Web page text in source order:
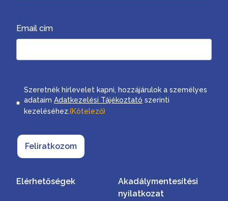
Email cím
Consent
Szeretnék hírlevelet kapni, hozzájárulok a személyes
adataimAdatkezelési Tájékoztató szerinti
kezeléséhez.(Kötelező)
Feliratkozom
Elérhetőségek
Akadálymentesítési
nyilatkozat